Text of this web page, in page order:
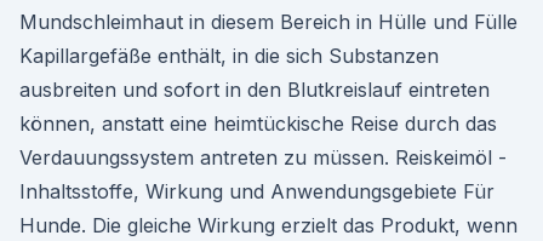
Mundschleimhaut in diesem Bereich in Hülle und Fülle
Kapillargefäße enthält, in die sich Substanzen
ausbreiten und sofort in den Blutkreislauf eintreten
können, anstatt eine heimtückische Reise durch das
Verdauungssystem antreten zu müssen. Reiskeimöl -
Inhaltsstoffe, Wirkung und Anwendungsgebiete Für
Hunde. Die gleiche Wirkung erzielt das Produkt, wenn